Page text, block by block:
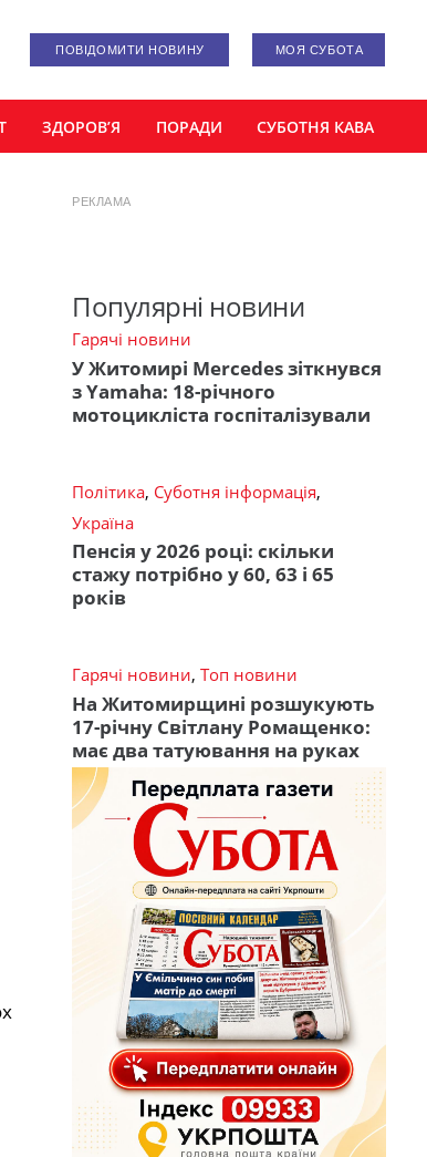
ПОВІДОМИТИ НОВИНУ МОЯ СУБОТА
ЗДОРОВ’Я ПОРАДИ СУБОТНЯ КАВА
РЕКЛАМА
Популярні новини
Гарячі новини
У Житомирі Mercedes зіткнувся
з Yamaha: 18-річного
мотоцикліста госпіталізували
Політика, Суботня інформація,
Україна
Пенсія у 2026 році: скільки
стажу потрібно у 60, 63 і 65
років
Гарячі новини, Топ новини
На Житомирщині розшукують
17-річну Світлану Ромащенко:
має два татуювання на руках